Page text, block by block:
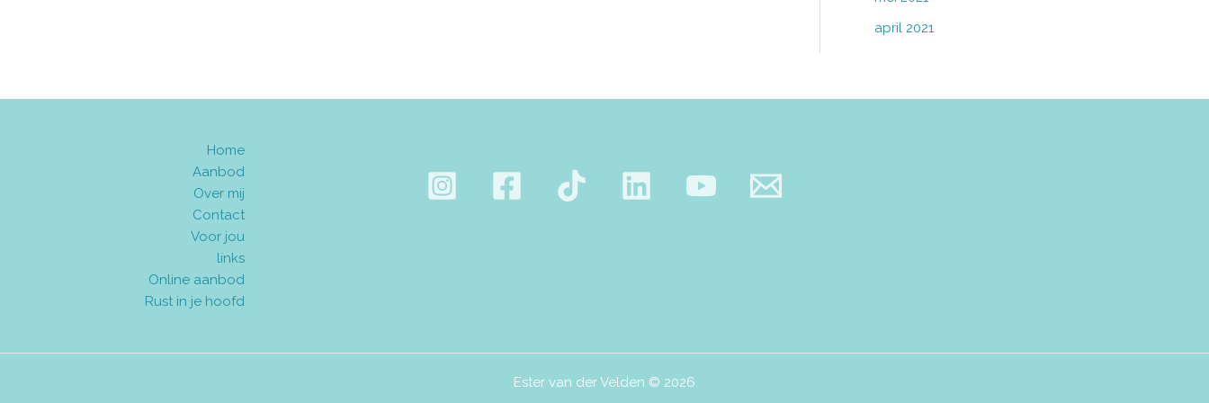
april 2021
Home
Aanbod
Over mij
Contact
Voor jou
links
Online aanbod
Rust in je hoofd
Ester van der Velden © 2026